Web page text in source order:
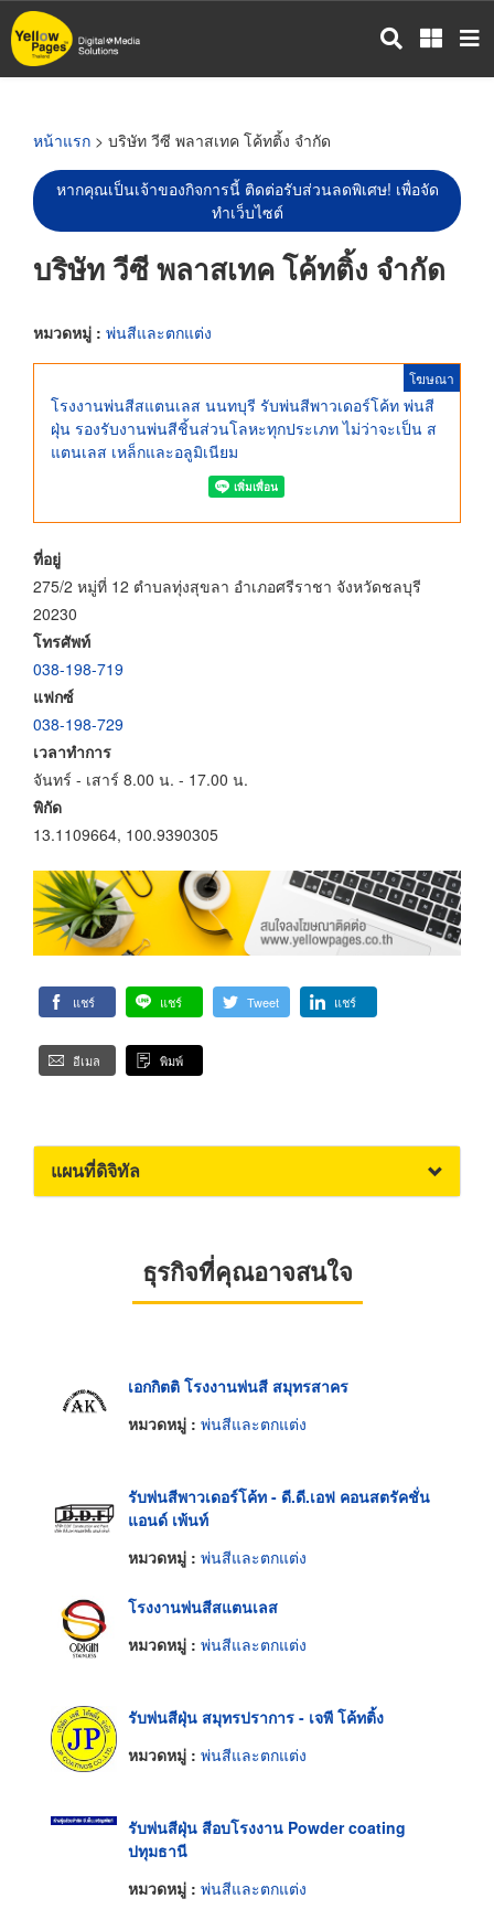
ข้าม
ไป
หน้าแรก > บริษัท วีซี พลาสเทค โค้ทติ้ง จำกัด
หากคุณเป็นเจ้าของกิจการนี้ ติดต่อรับส่วนลดพิเศษ! เพื่อจัด
ทำเว็บไซต์
บริษัท วีซี พลาสเทค โค้ทติ้ง จำกัด
หมวดหมู่ : พ่นสีและตกแต่ง
โฆษณา
โรงงานพ่นสีสแตนเลส นนทบุรี รับพ่นสีพาวเดอร์โค้ท พ่นสี
ฝุ่น รองรับงานพ่นสีชิ้นส่วนโลหะทุกประเภท ไม่ว่าจะเป็น ส
แตนเลส เหล็กและอลูมิเนียม
ที่อยู่
275/2 หมู่ที่ 12 ตำบลทุ่งสุขลา อำเภอศรีราชา จังหวัดชลบุรี
20230
โทรศัพท์
038-198-719
แฟกซ์
038-198-729
เวลาทำการ
จันทร์ - เสาร์ 8.00 น. - 17.00 น.
พิกัด
13.1109664, 100.9390305
แชร์ แชร์ Tweet แชร์
อีเมล พิมพ์
แผนที่ดิจิทัล
ธุรกิจที่คุณอาจสนใจ
เอกกิตติ โรงงานพ่นสี สมุทรสาคร
หมวดหมู่ : พ่นสีและตกแต่ง
รับพ่นสีพาวเดอร์โค้ท - ดี.ดี.เอฟ คอนสตรัคชั่น
แอนด์ เพ้นท์
หมวดหมู่ : พ่นสีและตกแต่ง
โรงงานพ่นสีสแตนเลส
หมวดหมู่ : พ่นสีและตกแต่ง
รับพ่นสีฝุ่น สมุทรปราการ - เจพี โค้ทติ้ง
หมวดหมู่ : พ่นสีและตกแต่ง
รับพ่นสีฝุ่น สีอบโรงงาน Powder coating
ปทุมธานี
หมวดหมู่ : พ่นสีและตกแต่ง